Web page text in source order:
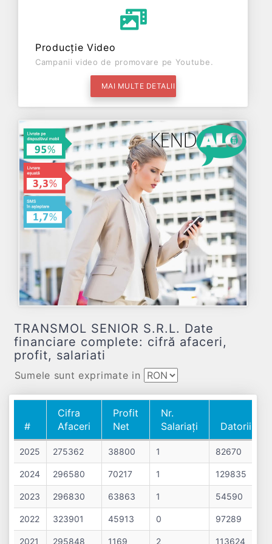
Producție Video
Campanii video de promovare pe Youtube.
MAI MULTE DETALII
TRANSMOL SENIOR S.R.L. Date
financiare complete: cifră afaceri,
profit, salariati
Sumele sunt exprimate in
#
Cifra
Afaceri
Profit
Net
Nr.
Salariați
Datorii
#
Cifra
Afaceri
Profit
Net
Salariați
Datorii
2025 275362 38800 1 82670
2024 296580 70217 1 129835
2023 296830 63863 1 54590
2022 323901 45913 0 97289
2021 295848 1169 2 113624